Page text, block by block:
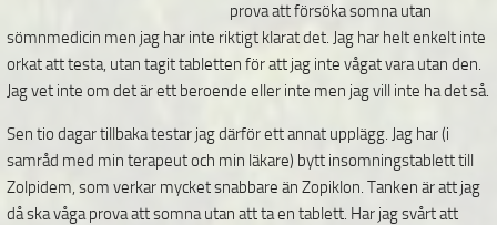
prova att försöka somna utan
sömnmedicin men jag har inte riktigt klarat det. Jag har helt enkelt inte
orkat att testa, utan tagit tabletten för att jag inte vågat vara utan den.
Jag vet inte om det är ett beroende eller inte men jag vill inte ha det så.
Sen tio dagar tillbaka testar jag därför ett annat upplägg. Jag har (i
samråd med min terapeut och min läkare) bytt insomningstablett till
Zolpidem, som verkar mycket snabbare än Zopiklon. Tanken är att jag
då ska våga prova att somna utan att ta en tablett. Har jag svårt att